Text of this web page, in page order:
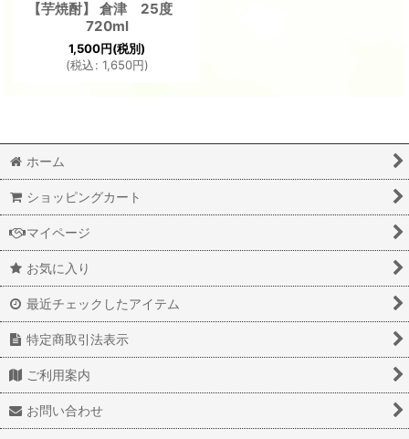
【芋焼酎】 倉津 25度
720ml
1,500円(税別)
(税込: 1,650円)
ホーム
ショッピングカート
マイページ
お気に入り
最近チェックしたアイテム
特定商取引法表示
ご利用案内
お問い合わせ